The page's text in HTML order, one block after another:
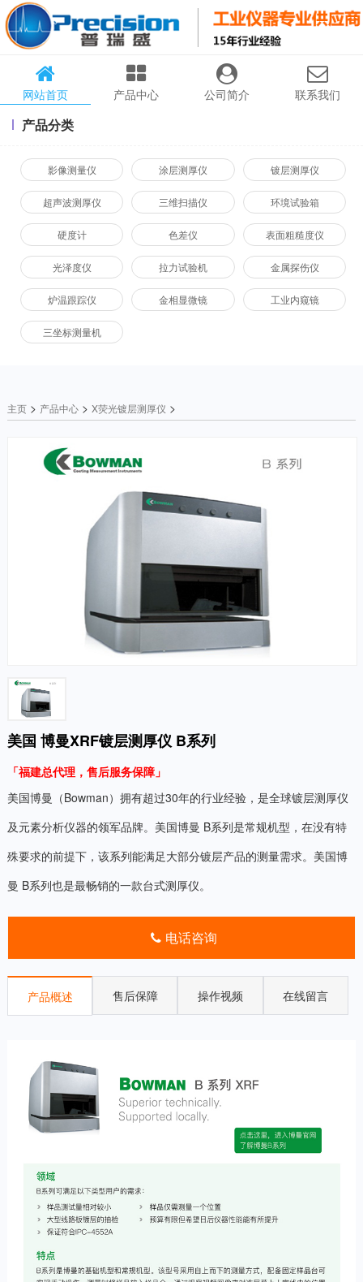
网站首页 产品中心 公司简介 联系我们
产品分类
影像测量仪 涂层测厚仪 镀层测厚仪
超声波测厚仪 三维扫描仪 环境试验箱
硬度计 色差仪 表面粗糙度仪
光泽度仪 拉力试验机 金属探伤仪
炉温跟踪仪 金相显微镜 工业内窥镜
三坐标测量机
主页> 产品中心> X荧光镀层测厚仪 >
美国 博曼XRF镀层测厚仪 B系列
「福建总代理， 售后服务保障」
美国博曼（Bowman）拥有超过30年的行业经验，是全球镀层测厚仪
及元素分析仪器的领军品牌。美国博曼 B系列是常规机型，在没有特
殊要求的前提下，该系列能满足大部分镀层产品的测量需求。美国博
曼 B系列也是最畅销的一款台式测厚仪。
电话咨询
产品概述 售后保障 操作视频 在线留言